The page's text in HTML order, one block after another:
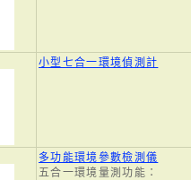
小型七合一環境偵測計
多功能環境參數檢測儀
五合一環境量測功能：